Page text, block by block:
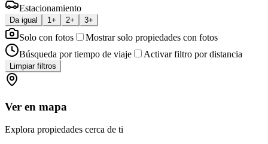
Estacionamiento
Da igual 1+ 2+ 3+
Solo con fotos
Mostrar solo propiedades con fotos
Búsqueda por tiempo de viaje
Activar filtro por distancia
Limpiar filtros
Ver en mapa
Explora propiedades cerca de ti